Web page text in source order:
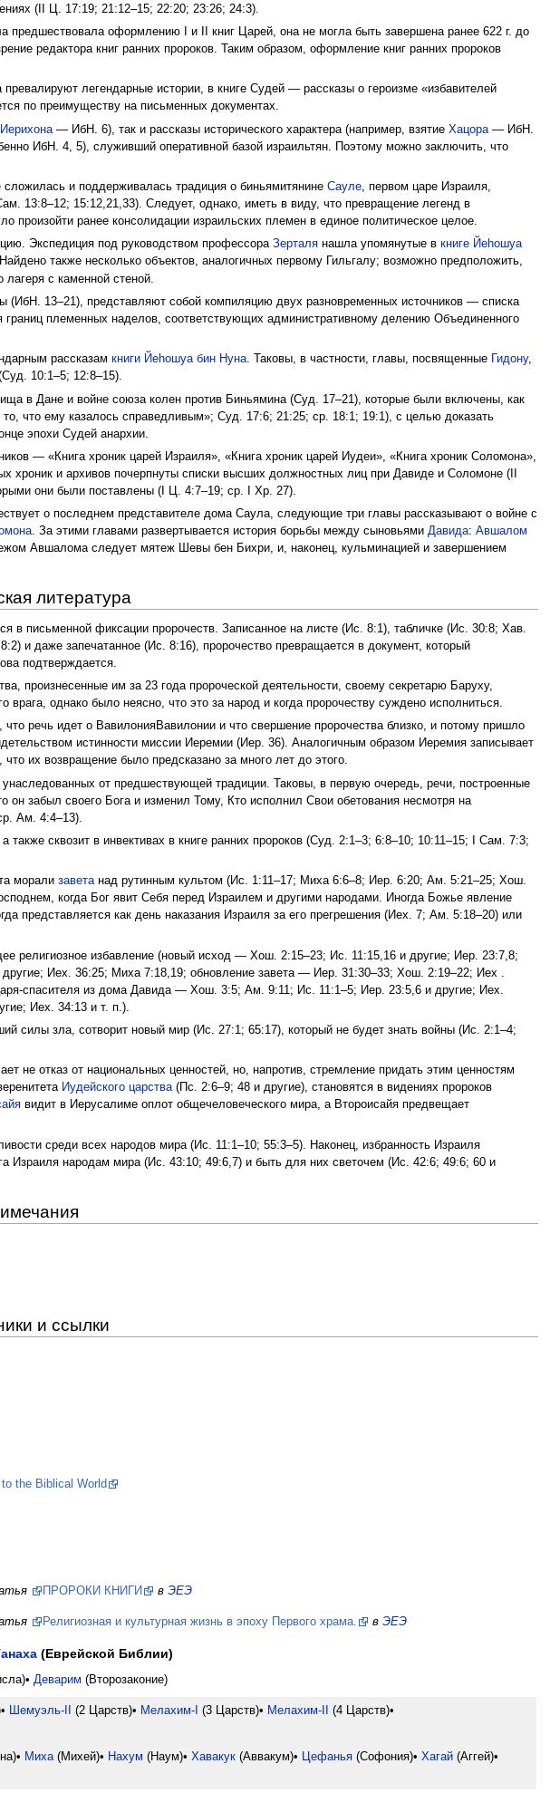
(II Ц. 17:19; 21:12–15; 22:20; 23:26; 24:3).
предшествовала оформлению I и II книг Царей, она не могла быть завершена ранее 622 г. до
редактора книг ранних пророков. Таким образом, оформление книг ранних пророков
легендарные истории, в книге Судей — рассказы о героизме «избавителей
по преимуществу на письменных документах.
Иерихона — ИбН. 6), так и рассказы исторического характера (например, взятиеХацора — ИбН.
ИбН. 4, 5), служивший оперативной базой израильтян. Поэтому можно заключить, что
и поддерживалась традиция о биньямитянинеСауле, первом царе Израиля,
13:8–12; 15:12,21,33). Следует, однако, иметь в виду, что превращение легенд в
ранее консолидации израильских племен в единое политическое целое.
Экспедиция под руководством профессораЗерталя нашла упомянутые вкниге Йеhошуа
Найдено также несколько объектов, аналогичных первому Гильгалу; возможно предположить,
лагеря с каменной стеной.
(ИбН. 13–21), представляют собой компиляцию двух разновременных источников — списка
племенных наделов, соответствующих административному делению Объединенного
рассказамкниги Йеhошуа бин Нуна. Таковы, в частности, главы, посвященные Гидону,
10:1–5; 12:8–15).
в Дане и войне союза колен против Биньямина (Суд. 17–21), которые были включены, как
что ему казалось справедливым»; Суд. 17:6; 21:25; ср. 18:1; 19:1), с целью доказать
эпохи Судей анархии.
— «Книга хроник царей Израиля», «Книга хроник царей Иудеи», «Книга хроник Соломона»,
хроник и архивов почерпнуты списки высших должностных лиц при Давиде и Соломоне (II
они были поставлены (I Ц. 4:7–19; ср. I Хр. 27).
о последнем представителе дома Саула, следующие три главы рассказывают о войне с
. За этими главами развертывается история борьбы между сыновьямиДавида:Авшалом
Авшалома следует мятеж Шевы бен Бихри, и, наконец, кульминацией и завершением
литература
в письменной фиксации пророчеств. Записанное на листе (Ис. 8:1), табличке (Ис. 30:8; Хав.
и даже запечатанное (Ис. 8:16), пророчество превращается в документ, который
подтверждается.
произнесенные им за 23 года пророческой деятельности, своему секретарю Баруху,
однако было неясно, что это за народ и когда пророчеству суждено исполниться.
речь идет о ВавилонияВавилонии и что свершение пророчества близко, и потому пришло
истинности миссии Иеремии (Иер. 36). Аналогичным образом Иеремия записывает
их возвращение было предсказано за много лет до этого.
от предшествующей традиции. Таковы, в первую очередь, речи, построенные
он забыл своего Бога и изменил Тому, Кто исполнил Свои обетования несмотря на
Ам. 4:4–13).
сквозит в инвективах в книге ранних пророков (Суд. 2:1–3; 6:8–10; 10:11–15; I Сам. 7:3;
морализаветанад рутинным культом (Ис. 1:11–17; Миха 6:6–8; Иер. 6:20; Ам. 5:21–25; Хош.
когда Бог явит Себя перед Израилем и другими народами. Иногда Божье явление
представляется как день наказания Израиля за его прегрешения (Иех. 7; Ам. 5:18–20) или
религиозное избавление (новый исход — Хош. 2:15–23; Ис. 11:15,16 и другие; Иер. 23:7,8;
Иех. 36:25; Миха 7:18,19; обновление завета — Иер. 31:30–33; Хош. 2:19–22; Иех .
спасителя из дома Давида — Хош. 3:5; Ам. 9:11; Ис. 11:1–5; Иер. 23:5,6 и другие; Иех.
Иех. 34:13 и т. п.).
силы зла, сотворит новый мир (Ис. 27:1; 65:17), который не будет знать войны (Ис. 2:1–4;
не отказ от национальных ценностей, но, напротив, стремление придать этим ценностям
Иудейского царства(Пс. 2:6–9; 48 и другие), становятся в видениях пророков
видит в Иерусалиме оплот общечеловеческого мира, а Второисайя предвещает
среди всех народов мира (Ис. 11:1–10; 55:3–5). Наконец, избранность Израиля
Израиля народам мира (Ис. 43:10; 49:6,7) и быть для них светочем (Ис. 42:6; 49:6; 60 и
и ссылки
the Biblical World
ПРОРОКИ КНИГИ в ЭЕЭ
Религиозная и культурная жизнь в эпоху Первого храма. в ЭЕЭ
(Еврейской Библии)
Деварим (Второзаконие)
Шемуэль-II (2 Царств)• Мелахим-I (3 Царств)• Мелахим-II
(4 Царств)•
Миха(Михей)• Нахум (Наум)• Хавакук (Аввакум)• Цефанья (Софония)• Хагай (Аггей)•